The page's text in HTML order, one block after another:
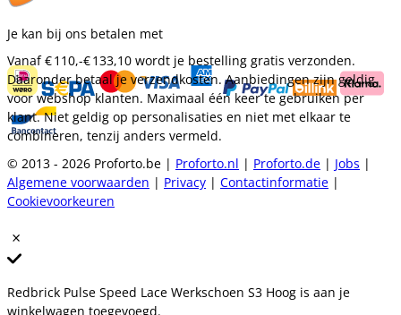
Je kan bij ons betalen met
Vanaf€ 110,-€ 133,10 wordt je bestelling gratis verzonden.
Daaronder betaal je verzendkosten. Aanbiedingen zijn geldig
voor webshop klanten. Maximaal één keer te gebruiken per
klant. Niet geldig op personalisaties en niet met elkaar te
combineren, tenzij anders vermeld.
© 2013 - 2026 Proforto.be | Proforto.nl | Proforto.de | Jobs |
Algemene voorwaarden | Privacy | Contactinformatie |
Cookievoorkeuren
Redbrick Pulse Speed Lace Werkschoen S3 Hoog is aan je
winkelwagen toegevoegd.